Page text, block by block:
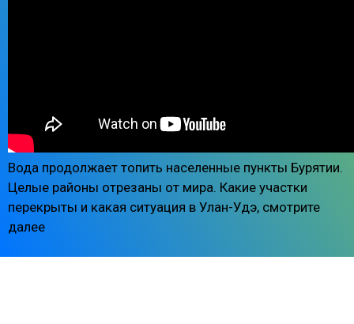
Вода продолжает топить населенные пункты Бурятии.
Целые районы отрезаны от мира. Какие участки
перекрыты и какая ситуация в Улан-Удэ, смотрите
далее